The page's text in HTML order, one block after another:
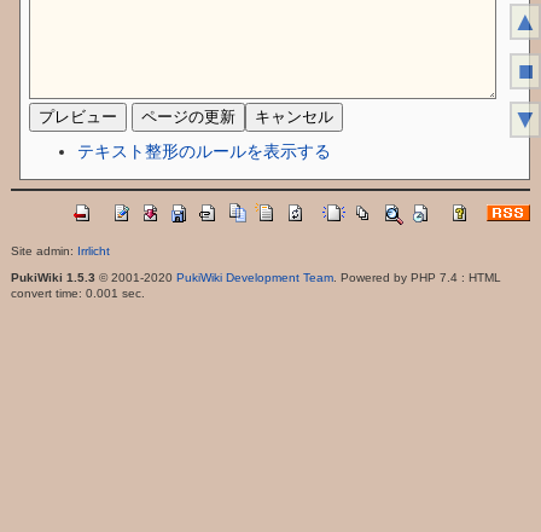
テキスト整形のルールを表示する
Site admin: Irrlicht
PukiWiki 1.5.3 © 2001-2020 PukiWiki Development Team. Powered by PHP 7.4 : HTML
convert time: 0.001 sec.
▲
■
▼